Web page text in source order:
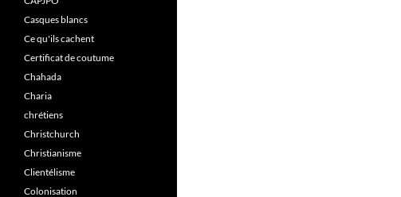
Casques blancs
Ce qu'ils cachent
Certificat de coutume
Chahada
Charia
chrétiens
Christchurch
Christianisme
Clientélisme
Colonisation